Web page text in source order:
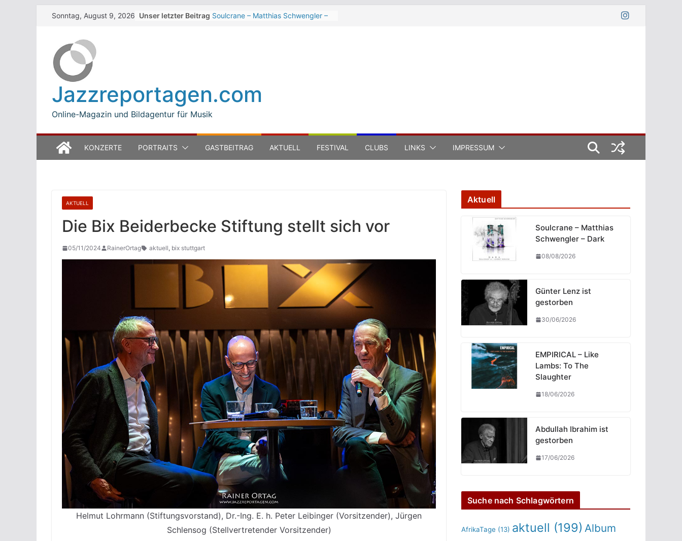
SkipSonntag, August 9, 2026 Unser letzter Beitrag Soulcrane – Matthias Schwengler –
Jean-Michel Jarre bei den jazz open
Jazzreportagen.com
Online-Magazin und Bildagentur für Musik
KONZERTE PORTRAITS GASTBEITRAG AKTUELL FESTIVAL CLUBS LINKS IMPRESSUM
AKTUELL
Die Bix Beiderbecke Stiftung stellt sich vor
05/11/2024 RainerOrtag aktuell, bix stuttgart
Helmut Lohrmann (Stiftungsvorstand), Dr.-Ing. E. h. Peter Leibinger (Vorsitzender), Jürgen
Schlensog (Stellvertretender Vorsitzender)
Aktuell
Soulcrane – Matthias
Schwengler – Dark
08/08/2026
Günter Lenz ist
gestorben
30/06/2026
EMPIRICAL – Like
Lambs: To The
Slaughter
18/06/2026
Abdullah Ibrahim ist
gestorben
17/06/2026
Suche nach Schlagwörtern
AfrikaTage (13) aktuell (199) Album